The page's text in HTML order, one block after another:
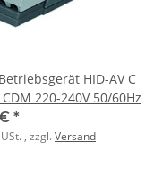
HID-AV C
220-240V 50/60Hz
*
, zzgl.Versand